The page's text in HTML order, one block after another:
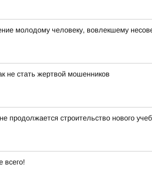
молодому человеку, вовлекшему
не стать жертвой мошенников
строительство нового
всего!